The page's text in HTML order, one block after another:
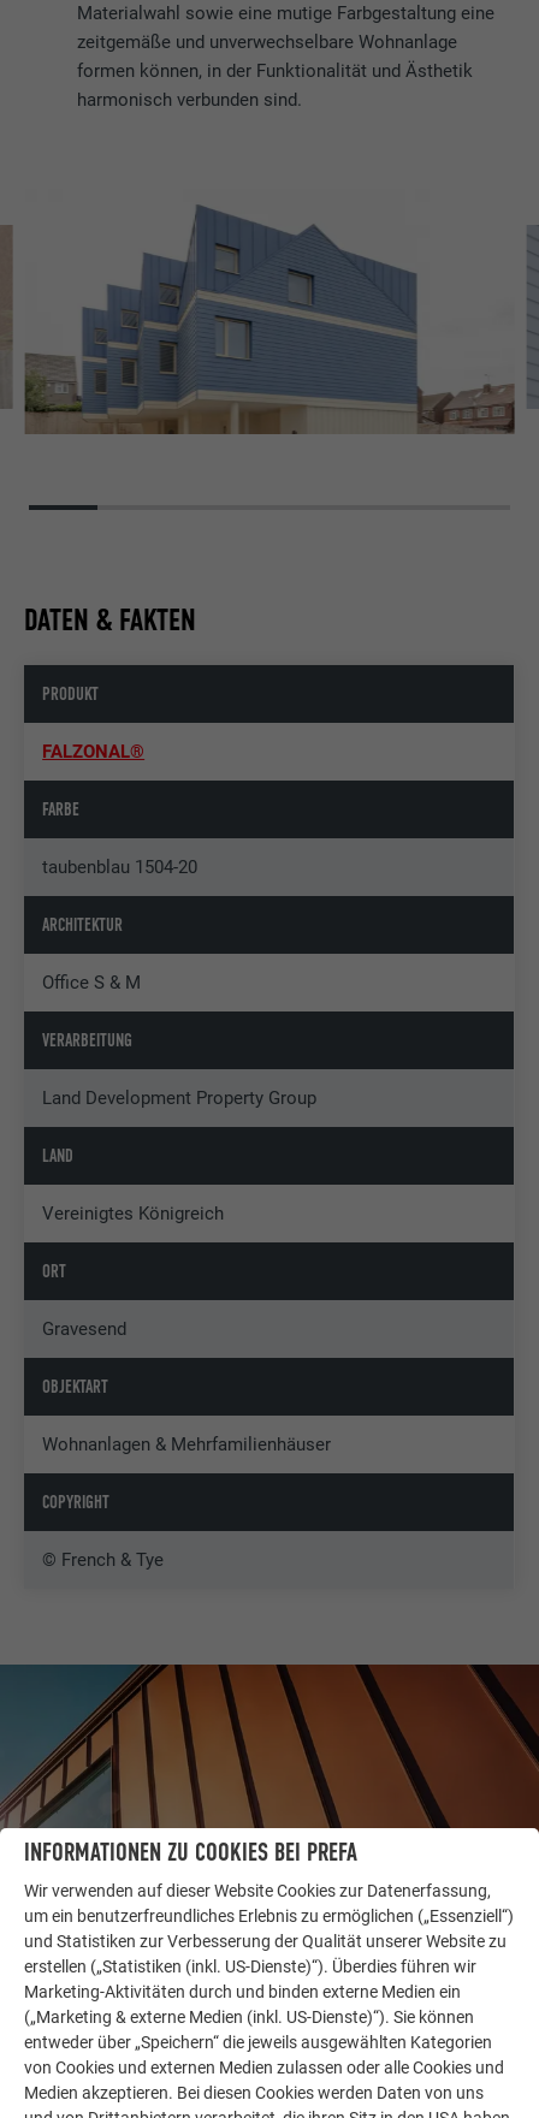
Materialwahl sowie eine mutige Farbgestaltung eine
zeitgemäße und unverwechselbare Wohnanlage
formen können, in der Funktionalität und Ästhetik
harmonisch verbunden sind.
DATEN & FAKTEN
PRODUKT
FALZONAL®
FARBE
taubenblau 1504-20
ARCHITEKTUR
Office S & M
VERARBEITUNG
Land Development Property Group
LAND
Vereinigtes Königreich
ORT
Gravesend
OBJEKTART
Wohnanlagen & Mehrfamilienhäuser
COPYRIGHT
© French & Tye
LASSEN SIE SICH INSPIRIEREN
WEITERE OBJEKTE
Die PREFA Referenzgalerie zeigt, wie vielseitig
Aluminium eingesetzt werden kann. Entdecken Sie
INFORMATIONEN ZU COOKIES BEI PREFA
Wir verwenden auf dieser Website Cookies zur Datenerfassung,
um ein benutzerfreundliches Erlebnis zu ermöglichen („Essenziell“)
und Statistiken zur Verbesserung der Qualität unserer Website zu
erstellen („Statistiken (inkl. US-Dienste)“). Überdies führen wir
Marketing-Aktivitäten durch und binden externe Medien ein
(„Marketing & externe Medien (inkl. US-Dienste)“). Sie können
entweder über „Speichern“ die jeweils ausgewählten Kategorien
von Cookies und externen Medien zulassen oder alle Cookies und
Medien akzeptieren. Bei diesen Cookies werden Daten von uns